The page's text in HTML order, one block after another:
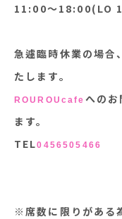
11:00〜18:00(LO
急遽臨時休業の場合、
たします。
ROUROUcafe への
ます。
TEL0456505466
※席数に限りがある